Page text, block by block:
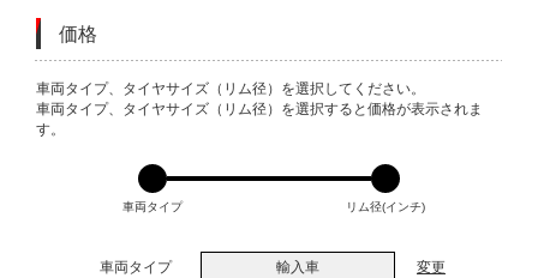
価格
VARIATIONS
車両タイプ、タイヤサイズ（リム径）を選択してください。
車両タイプ、タイヤサイズ（リム径）を選択すると価格が表示されま
す。
車両タイプ リム径(インチ)
車両タイプ 輸入車 変更